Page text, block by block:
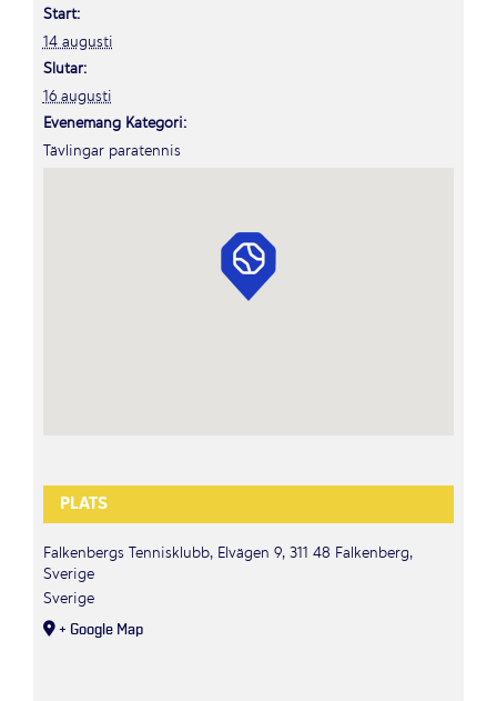
Start:
14 augusti
Slutar:
16 augusti
Evenemang Kategori:
Tävlingar paratennis
PLATS
Falkenbergs Tennisklubb, Elvägen 9, 311 48 Falkenberg,
Sverige
Sverige
+ Google Map